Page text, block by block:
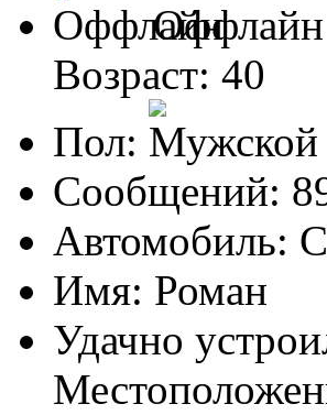
Оффлайн
Возраст: 40
Пол:
Сообщений:
Автомобиль:
Имя: Роман
Удачно